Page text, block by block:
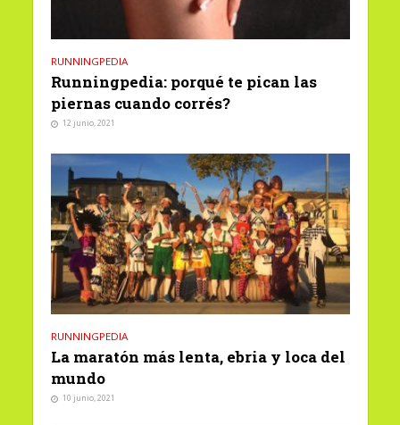
RUNNINGPEDIA
Runningpedia: porqué te pican las
piernas cuando corrés?
12 junio, 2021
RUNNINGPEDIA
La maratón más lenta, ebria y loca del
mundo
10 junio, 2021